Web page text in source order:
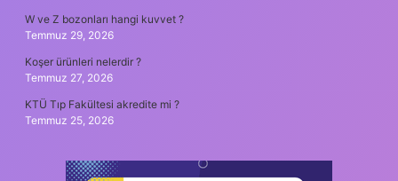
W ve Z bozonları hangi kuvvet ?
Temmuz 29, 2026
Koşer ürünleri nelerdir ?
Temmuz 27, 2026
KTÜ Tıp Fakültesi akredite mi ?
Temmuz 25, 2026